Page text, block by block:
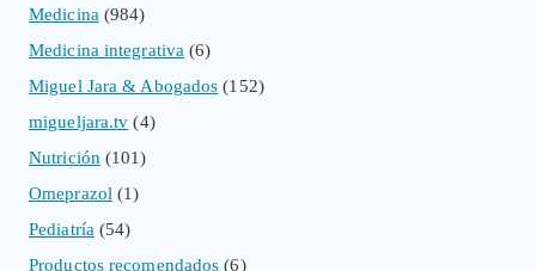
Medicina (984)
Medicina integrativa (6)
Miguel Jara & Abogados (152)
migueljara.tv (4)
Nutrición (101)
Omeprazol (1)
Pediatría (54)
Productos recomendados (6)